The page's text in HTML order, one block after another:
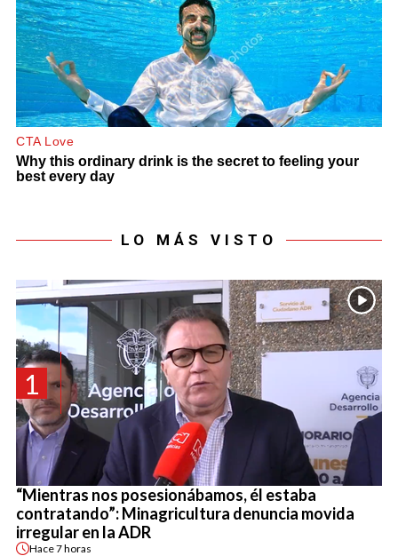
LO MÁS VISTO
1
“Mientras nos posesionábamos, él estaba
contratando”: Minagricultura denuncia movida
irregular en la ADR
Hace7 horas